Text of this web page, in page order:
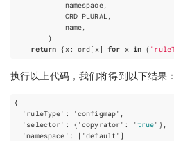
namespace,
CRD_PLURAL,
name,
)
return {x: crd [ x] for x in (
执行以上代码，我们将得到以下结果：
{
'ruleType':
'configmap',
'selector':
{'copyrator': 'true' } ,
'namespace':
[ 'default' ]